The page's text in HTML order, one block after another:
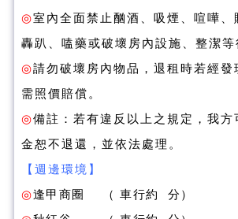
◎室內全面禁止酗酒、吸煙、喧嘩、
轟趴、嗑藥或破壞房內設施、整潔等
◎請勿破壞房內物品，退租時若經發
需照價賠償。
◎備註：若有違反以上之規定，我方
金恕不退還，並依法處理。
【週邊環境】
◎逢甲商圈 （ 車行約 分）